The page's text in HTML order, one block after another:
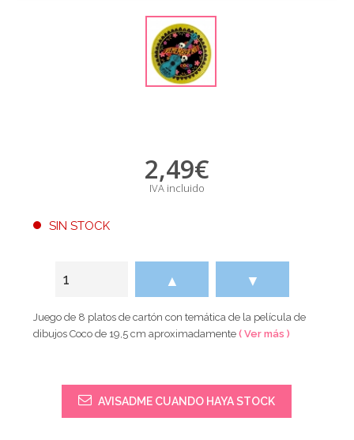
2,49€
IVA incluido
SIN STOCK
▲ ▼
Juego de 8 platos de cartón con temática de la película de
dibujos Coco de 19,5 cm aproximadamente( Ver más )
AVISADME CUANDO HAYA STOCK